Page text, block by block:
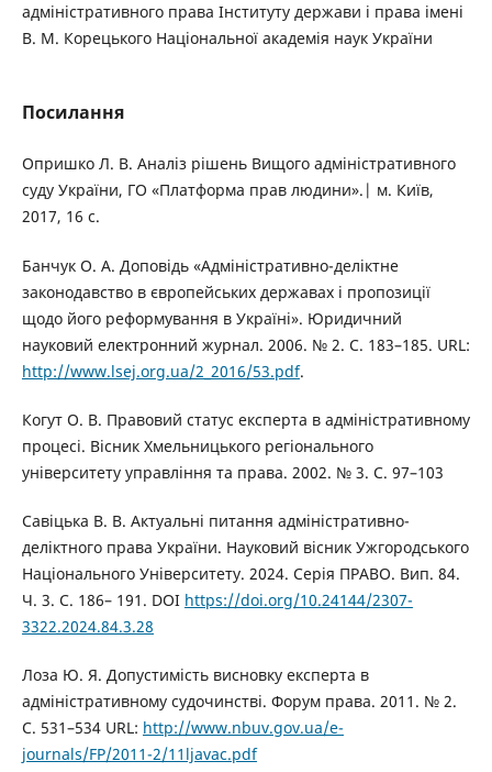
адміністративного права Інституту держави і права імені
В. М. Корецького Національної академія наук України
Посилання
Опришко Л. В. Аналіз рішень Вищого адміністративного
суду України, ГО «Платформа прав людини».| м. Київ,
2017, 16 с.
Банчук О. А. Доповідь «Адміністративно-деліктне
законодавство в європейських державах і пропозиції
щодо його реформування в Україні». Юридичний
науковий електронний журнал. 2006. № 2. С. 183–185. URL:
http://www.lsej.org.ua/2_2016/53.pdf.
Когут О. В. Правовий статус експерта в адміністративному
процесі. Вісник Хмельницького регіонального
університету управління та права. 2002. № 3. С. 97–103
Савіцька В. В. Актуальні питання адміністративно-
деліктного права України. Науковий вісник Ужгородського
Національного Університету. 2024. Серія ПРАВО. Вип. 84.
Ч. 3. С. 186– 191. DOI https://doi.org/10.24144/2307-
3322.2024.84.3.28
Лоза Ю. Я. Допустимість висновку експерта в
адміністративному судочинстві. Форум права. 2011. № 2.
С. 531–534 URL: http://www.nbuv.gov.ua/e-
journals/FP/2011-2/11ljavac.pdf